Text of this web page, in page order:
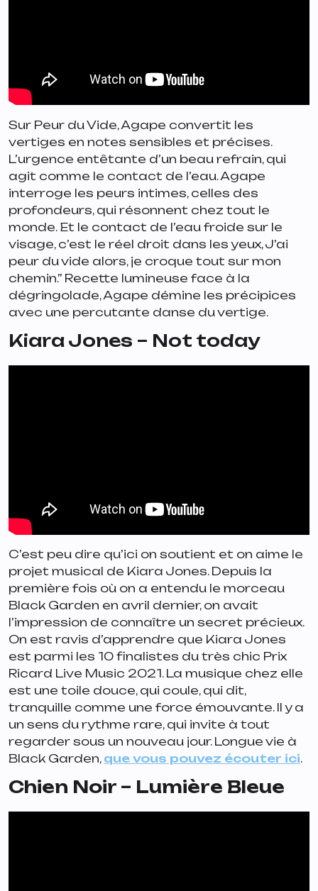
Sur Peur du Vide, Agape convertit les
vertiges en notes sensibles et précises.
L’urgence entêtante d’un beau refrain, qui
agit comme le contact de l’eau. Agape
interroge les peurs intimes, celles des
profondeurs, qui résonnent chez tout le
monde. Et le contact de l’eau froide sur le
visage, c’est le réel droit dans les yeux, J’ai
peur du vide alors, je croque tout sur mon
chemin.” Recette lumineuse face à la
dégringolade, Agape démine les précipices
avec une percutante danse du vertige.
Kiara Jones – Not today
C’est peu dire qu’ici on soutient et on aime le
projet musical de Kiara Jones. Depuis la
première fois où on a entendu le morceau
Black Garden en avril dernier, on avait
l’impression de connaître un secret précieux.
On est ravis d’apprendre que Kiara Jones
est parmi les 10 finalistes du très chic Prix
Ricard Live Music 2021. La musique chez elle
est une toile douce, qui coule, qui dit,
tranquille comme une force émouvante. Il y a
un sens du rythme rare, qui invite à tout
regarder sous un nouveau jour. Longue vie à
Black Garden, que vous pouvez écouter ici.
Chien Noir – Lumière Bleue